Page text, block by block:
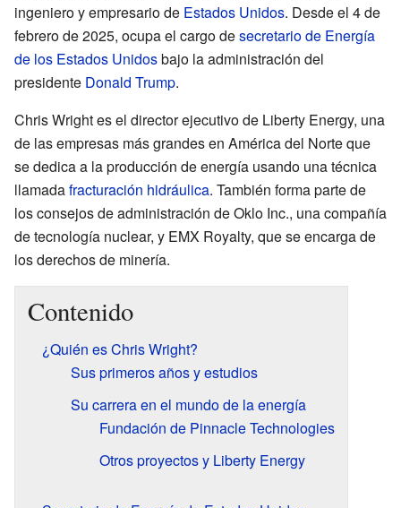
ingeniero y empresario de Estados Unidos. Desde el 4 de
febrero de 2025, ocupa el cargo desecretario de Energía
de los Estados Unidosbajo la administración del
presidente Donald Trump.
Chris Wright es el director ejecutivo de Liberty Energy, una
de las empresas más grandes en América del Norte que
se dedica a la producción de energía usando una técnica
llamadafracturación hidráulica. También forma parte de
los consejos de administración de Oklo Inc., una compañía
de tecnología nuclear, y EMX Royalty, que se encarga de
los derechos de minería.
Contenido
¿Quién es Chris Wright?
Sus primeros años y estudios
Su carrera en el mundo de la energía
Fundación de Pinnacle Technologies
Otros proyectos y Liberty Energy